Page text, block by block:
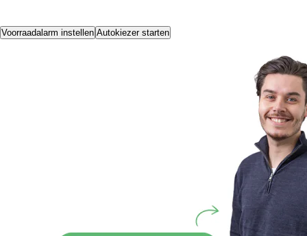
Voorraadalarm instellen Autokiezer starten